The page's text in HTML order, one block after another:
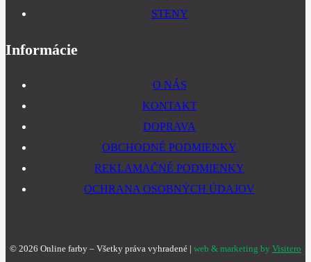
STENY
Informácie
O NÁS
KONTAKT
DOPRAVA
OBCHODNÉ PODMIENKY
REKLAMAČNÉ PODMIENKY
OCHRANA OSOBNÝCH ÚDAJOV
© 2026 Online farby – Všetky práva vyhradené | web & marketing by Visitero